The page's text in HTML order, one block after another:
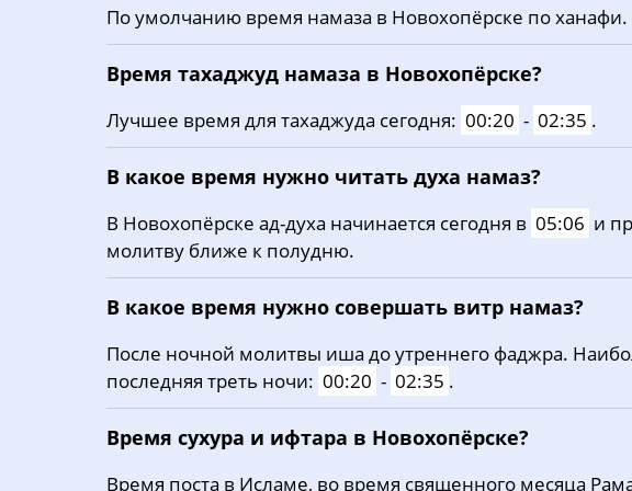
20, Чт
03:12 05:08 12:17
21, Пт
03:14 05:09
22, Сб
03:16 05:11 12:16
12:16
25, Вт
03:23
26, Ср
03:26 05:17 12:15
27, Чт
03:28 05:19 12:15
28, Пт
03:30 05:20
29, Сб
03:32 05:22
30, Вс
03:35 05:23 12:14
По умолчанию время намаза в Новохопёрске по ханафи.
Время тахаджуд намаза в Новохопёрске?
Лучшее время для тахаджуда сегодня: 00:20 - 02:35 .
В какое время нужно читать духа намаз?
В Новохопёрске ад-духа начинается сегодня в 05:06 и
молитву ближе к полудню.
В какое время нужно совершать витр намаз?
После ночной молитвы иша до утреннего фаджра.
последняя треть ночи: 00:20 - 02:35 .
Время сухура и ифтара в Новохопёрске?
Время поста в Исламе, во время священного месяца